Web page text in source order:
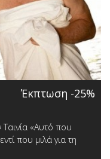
Έκπτωση -25%
«Αυτό που
που μιλά για τη